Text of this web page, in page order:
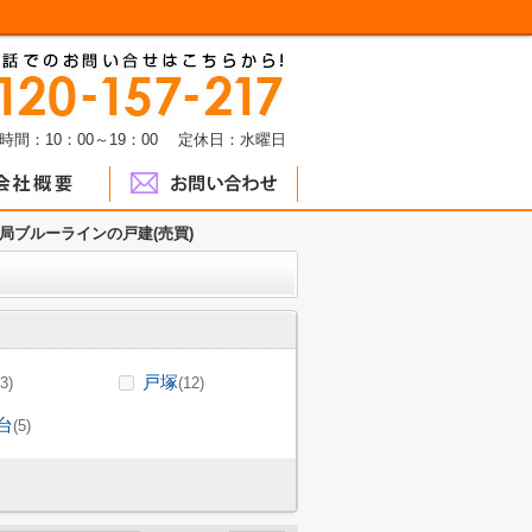
間：10：00～19：00 定休日：水曜日
ブルーラインの戸建(売買)
戸塚(12)
(5)